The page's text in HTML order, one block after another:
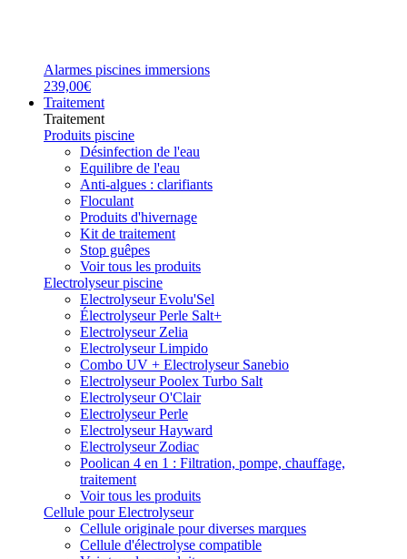
Alarmes piscines immersions
239,00€
Traitement
Traitement
Produits piscine
Désinfection de l'eau
Equilibre de l'eau
Anti-algues : clarifiants
Floculant
Produits d'hivernage
Kit de traitement
Stop guêpes
Voir tous les produits
Electrolyseur piscine
Electrolyseur Evolu'Sel
Électrolyseur Perle Salt+
Electrolyseur Zelia
Electrolyseur Limpido
Combo UV + Electrolyseur Sanebio
Electrolyseur Poolex Turbo Salt
Electrolyseur O'Clair
Electrolyseur Perle
Electrolyseur Hayward
Electrolyseur Zodiac
Poolican 4 en 1 : Filtration, pompe, chauffage,
traitement
Voir tous les produits
Cellule pour Electrolyseur
Cellule originale pour diverses marques
Cellule d'électrolyse compatible